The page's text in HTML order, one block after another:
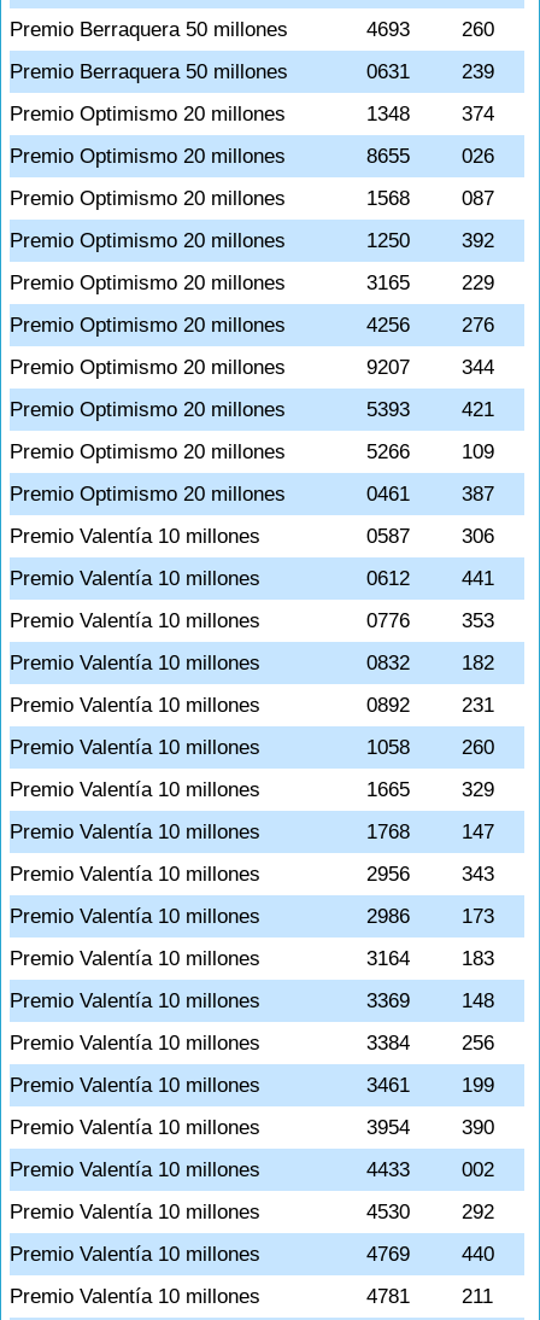
Premio Berraquera 50 millones
4693
260
Premio Berraquera 50 millones
0631
239
Premio Optimismo 20 millones
1348
374
Premio Optimismo 20 millones
8655
026
Premio Optimismo 20 millones
1568
087
Premio Optimismo 20 millones
1250
392
Premio Optimismo 20 millones
3165
229
Premio Optimismo 20 millones
4256
276
Premio Optimismo 20 millones
9207
344
Premio Optimismo 20 millones
5393
421
Premio Optimismo 20 millones
5266
109
Premio Optimismo 20 millones
0461
387
Premio Valentía 10 millones
0587
306
Premio Valentía 10 millones
0612
441
Premio Valentía 10 millones
0776
353
Premio Valentía 10 millones
0832
182
Premio Valentía 10 millones
0892
231
Premio Valentía 10 millones
1058
260
Premio Valentía 10 millones
1665
329
Premio Valentía 10 millones
1768
147
Premio Valentía 10 millones
2956
343
Premio Valentía 10 millones
2986
173
Premio Valentía 10 millones
3164
183
Premio Valentía 10 millones
3369
148
Premio Valentía 10 millones
3384
256
Premio Valentía 10 millones
3461
199
Premio Valentía 10 millones
3954
390
Premio Valentía 10 millones
4433
002
Premio Valentía 10 millones
4530
292
Premio Valentía 10 millones
4769
440
Premio Valentía 10 millones
4781
211